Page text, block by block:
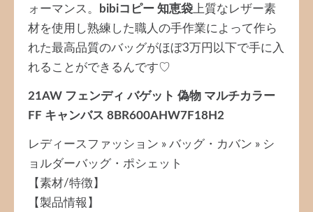
ォーマンス。
bibiコピー 知恵袋 上質なレザー素
材を使用し熟練した職人の手作業によって作ら
れた最高品質のバッグがほぼ3万円以下で手に入
れることができるんです♡
21AW フェンディ バゲット 偽物 マルチカラー
FF キャンバス 8BR600AHW7F18H2
レディースファッション » バッグ・カバン » シ
ョルダーバッグ・ポシェット
【素材/特徴】
【製品情報】